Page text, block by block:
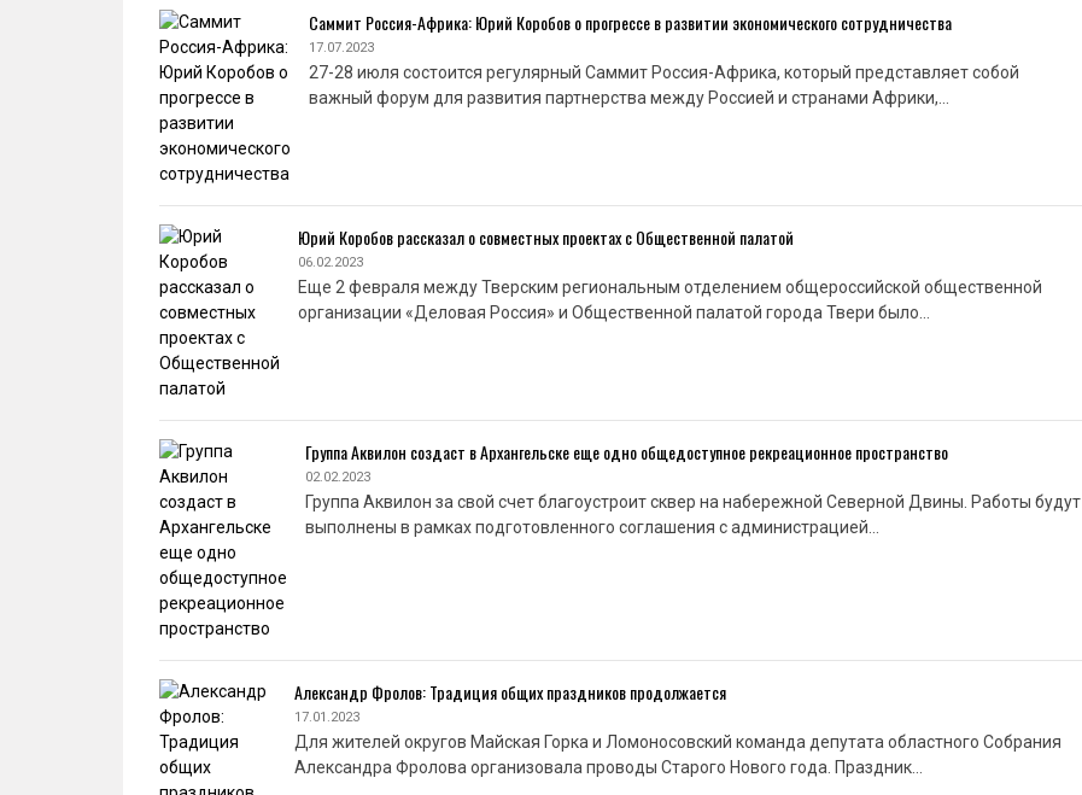
Саммит Россия-Африка: Юрий Коробов о прогрессе в развитии экономического сотрудничества
17.07.2023
27-28 июля состоится регулярный Саммит Россия-Африка, который представляет собой
важный форум для развития партнерства между Россией и странами Африки,…
Юрий Коробов рассказал о совместных проектах с Общественной палатой
06.02.2023
Еще 2 февраля между Тверским региональным отделением общероссийской общественной
организации «Деловая Россия» и Общественной палатой города Твери было…
Группа Аквилон создаст в Архангельске еще одно общедоступное рекреационное пространство
02.02.2023
Группа Аквилон за свой счет благоустроит сквер на набережной Северной Двины. Работы будут
выполнены в рамках подготовленного соглашения с администрацией…
Александр Фролов: Традиция общих праздников продолжается
17.01.2023
Для жителей округов Майская Горка и Ломоносовский команда депутата областного Собрания
Александра Фролова организовала проводы Старого Нового года. Праздник…